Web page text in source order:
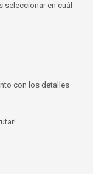
seleccionar en cuál
con los detalles